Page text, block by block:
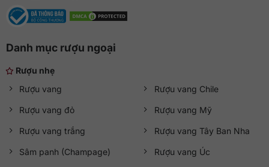
Danh mục rượu ngoại
Rượu nhẹ
Rượu vang
Rượu vang đỏ
Rượu vang trắng
Sâm panh (Champage)
Rượu vang Chile
Rượu vang Mỹ
Rượu vang Tây Ban Nha
Rượu vang Úc